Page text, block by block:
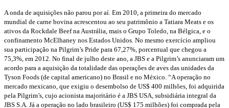
A onda de aquisições não parou por aí. Em 2010, a primeira do mercado
mundial de carne bovina acrescentou ao seu patrimônio a Tatiara Meats e os
ativos da Rockdale Beef na Austrália, mais o Grupo Toledo, na Bélgica, e o
confinamento McElhaney nos Estados Unidos. No mesmo exercício ampliou
sua participação na Pilgrim’s Pride para 67,27%, porcentual que chegou a
75,3%, em 2012. No final de julho deste ano, a JBS e a Pilgrim’s anunciaram um
acordo para a aquisição da totalidade das operações de aves das unidades da
Tyson Foods (de capital americano) no Brasil e no México. “A operação no
mercado mexicano, que exigiu o desembolso de US$ 400 milhões, foi adquirida
pela Pilgrim’s, cujo acionista majoritário é a JBS USA, subsidiária integral da
JBS S.A. Já a operação no lado brasileiro (US$ 175 milhões) foi comprada pela